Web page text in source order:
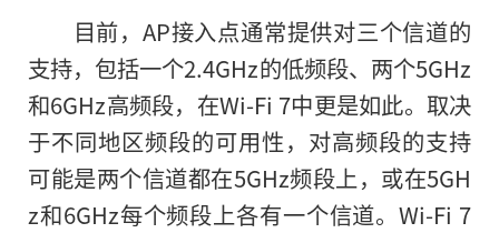
目前，AP接入点通常提供对三个信道的
支持，包括一个2.4GHz的低频段、两个5GHz
和6GHz高频段，在Wi-Fi 7中更是如此。取决
于不同地区频段的可用性，对高频段的支持
可能是两个信道都在5GHz频段上，或在5GH
z和6GHz每个频段上各有一个信道。Wi-Fi 7